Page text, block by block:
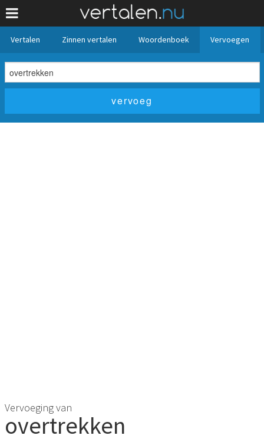
Vertalen Zinnen vertalen Woordenboek Vervoegen
Vervoeging van
overtrekken